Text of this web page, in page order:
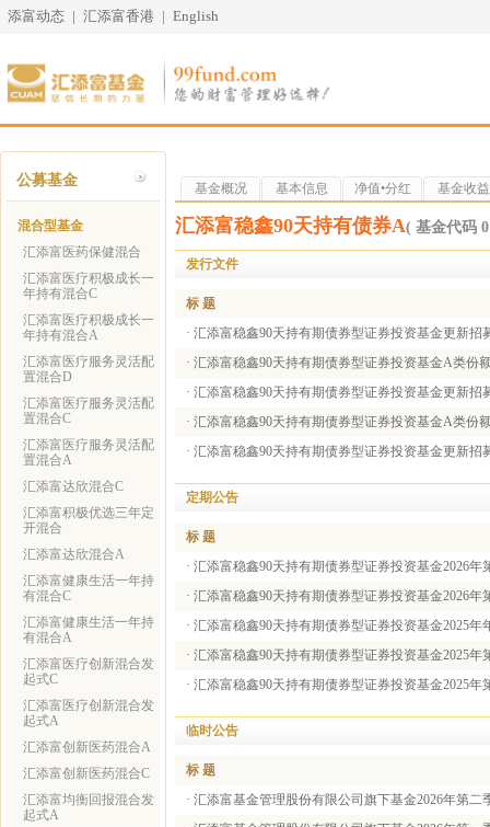
添富动态 | 汇添富香港 | English
公募基金
混合型基金
汇添富医药保健混合
汇添富医疗积极成长一
年持有混合C
汇添富医疗积极成长一
年持有混合A
汇添富医疗服务灵活配
置混合D
汇添富医疗服务灵活配
置混合C
汇添富医疗服务灵活配
置混合A
汇添富达欣混合C
汇添富积极优选三年定
开混合
汇添富达欣混合A
汇添富健康生活一年持
有混合C
汇添富健康生活一年持
有混合A
汇添富医疗创新混合发
起式C
汇添富医疗创新混合发
起式A
汇添富创新医药混合A
汇添富创新医药混合C
汇添富均衡回报混合发
起式A
基金概况 基本信息 净值•分红 基金收益
汇添富稳鑫90天持有债券A( 基金代码
发行文件
标 题
· 汇添富稳鑫90天持有期债券型证券投资基金更新招
· 汇添富稳鑫90天持有期债券型证券投资基金A类份
· 汇添富稳鑫90天持有期债券型证券投资基金更新招
· 汇添富稳鑫90天持有期债券型证券投资基金A类份
· 汇添富稳鑫90天持有期债券型证券投资基金更新招
定期公告
标 题
· 汇添富稳鑫90天持有期债券型证券投资基金2026年
· 汇添富稳鑫90天持有期债券型证券投资基金2026年
· 汇添富稳鑫90天持有期债券型证券投资基金2025年
· 汇添富稳鑫90天持有期债券型证券投资基金2025年
· 汇添富稳鑫90天持有期债券型证券投资基金2025年
临时公告
标 题
· 汇添富基金管理股份有限公司旗下基金2026年第二